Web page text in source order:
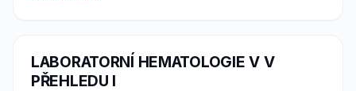
LABORATORNÍ HEMATOLOGIE V V
PŘEHLEDU I